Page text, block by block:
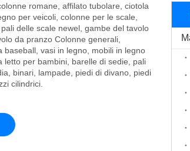
romane, affilato tubolare, ciotola
per veicoli, colonne per le scale,
delle scale newel, gambe del tavolo
da pranzo Colonne generali,
baseball, vasi in legno, mobili in legno
letto per bambini, barelle di sedie, pali
binari, lampade, piedi di divano, piedi
cilindrici.